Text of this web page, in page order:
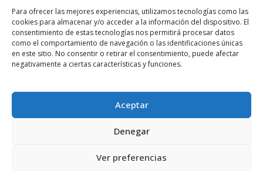
Para ofrecer las mejores experiencias, utilizamos tecnologías como las
cookies para almacenar y/o acceder a la información del dispositivo. El
consentimiento de estas tecnologías nos permitirá procesar datos
como el comportamiento de navegación o las identificaciones únicas
en este sitio. No consentir o retirar el consentimiento, puede afectar
negativamente a ciertas características y funciones.
Aceptar
Denegar
Ver preferencias
Noticia anterior
Alonso: «Desde Ciudadanos (Cs) apostamos
CCOO reclama que el instituto de Haro ...